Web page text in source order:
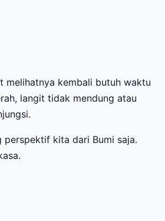
melihatnya kembali butuh waktu
langit tidak mendung atau
perspektif kita dari Bumi saja.